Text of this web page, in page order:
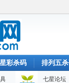
彩杀码 排列五
七星论坛